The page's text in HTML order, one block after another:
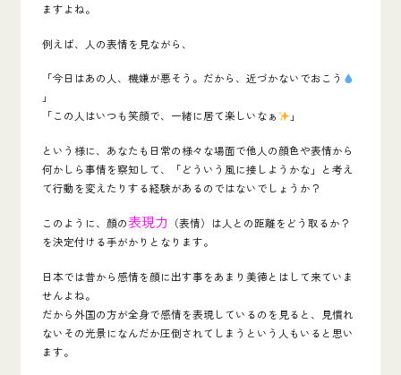
ますよね。
例えば、人の表情を見ながら、
「今日はあの人、機嫌が悪そう。だから、近づかないでおこう
」
「この人はいつも笑顔で、一緒に居て楽しいなぁ
」
という様に、あなたも日常の様々な場面で他人の顔色や表情から
何かしら事情を察知して、「どういう風に接しようかな」と考え
て行動を変えたりする経験があるのではないでしょうか？
このように、顏の表現力 （表情）は人との距離をどう取るか？
を決定付ける手がかりとなります。
日本では昔から感情を顔に出す事をあまり美徳とはして来ていま
せんよね。
だから外国の方が全身で感情を表現しているのを見ると、見慣れ
ないその光景になんだか圧倒されてしまうという人もいると思い
ます。